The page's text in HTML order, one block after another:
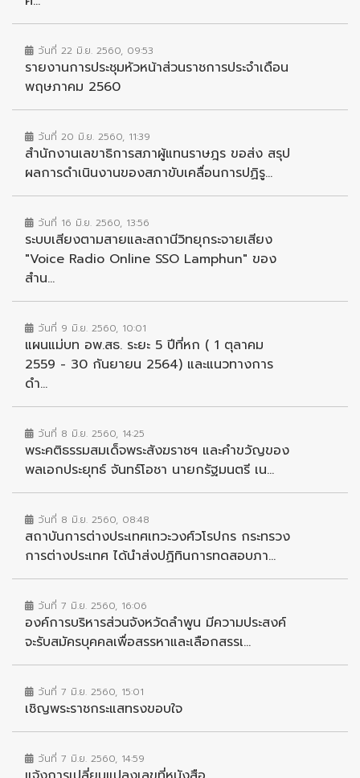
วันที่ 22 มิ.ย. 2560, 09:53
รายงานการประชุมหัวหน้าส่วนราชการประจำเดือน
พฤษภาคม 2560
วันที่ 20 มิ.ย. 2560, 11:39
สำนักงานเลขาธิการสภาผู้แทนราษฎร ขอส่ง สรุป
ผลการดำเนินงานของสภาขับเคลื่อนการปฏิรู...
วันที่ 16 มิ.ย. 2560, 13:56
ระบบเสียงตามสายและสถานีวิทยุกระจายเสียง
"Voice Radio Online SSO Lamphun" ของ
สำน...
วันที่ 9 มิ.ย. 2560, 10:01
แผนแม่บท อพ.สธ. ระยะ 5 ปีที่หก ( 1 ตุลาคม
2559 - 30 กันยายน 2564) และแนวทางการ
ดำ...
วันที่ 8 มิ.ย. 2560, 14:25
พระคติธรรมสมเด็จพระสังฆราชฯ และคำขวัญของ
พลเอกประยุทธ์ จันทร์โอชา นายกรัฐมนตรี เน...
วันที่ 8 มิ.ย. 2560, 08:48
สถาบันการต่างประเทศเทวะวงศ์วโรปกร กระทรวง
การต่างประเทศ ได้นำส่งปฏิทินการทดสอบภา...
วันที่ 7 มิ.ย. 2560, 16:06
องค์การบริหารส่วนจังหวัดลำพูน มีความประสงค์
จะรับสมัครบุคคลเพื่อสรรหาและเลือกสรรเ...
วันที่ 7 มิ.ย. 2560, 15:01
เชิญพระราชกระแสทรงขอบใจ
วันที่ 7 มิ.ย. 2560, 14:59